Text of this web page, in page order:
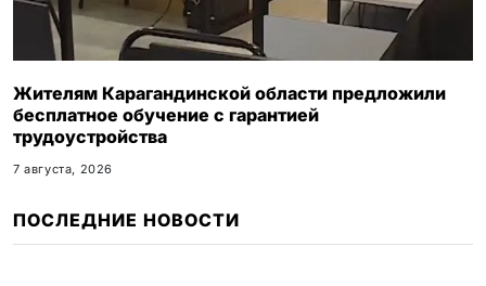
Жителям Карагандинской области предложили
бесплатное обучение с гарантией
трудоустройства
7 августа, 2026
ПОСЛЕДНИЕ НОВОСТИ